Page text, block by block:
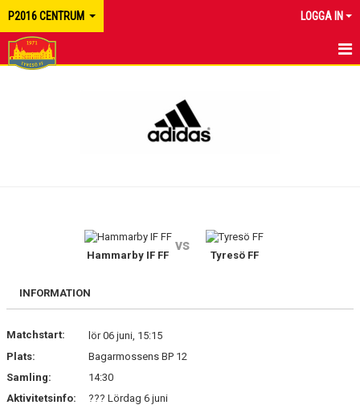
P2016 CENTRUM LOGGA IN
DOKUMENT
Hammarby IF FF
vs
Tyresö FF
INFORMATION
Matchstart:
lör 06 juni, 15:15
Plats:
Bagarmossens BP 12
Samling:
14:30
Aktivitetsinfo:
??? Lördag 6 juni